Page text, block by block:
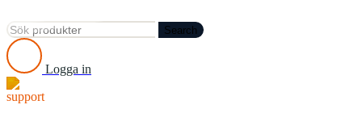
Search
Logga in